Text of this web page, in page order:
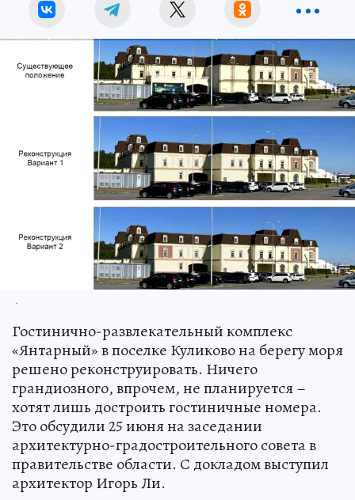
.
Гостинично-развлекательный комплекс
«Янтарный» в поселке Куликово на берегу моря
решено реконструировать. Ничего
грандиозного, впрочем, не планируется –
хотят лишь достроить гостиничные номера.
Это обсудили 25 июня на заседании
архитектурно-градостроительного совета в
правительстве области. С докладом выступил
архитектор Игорь Ли.